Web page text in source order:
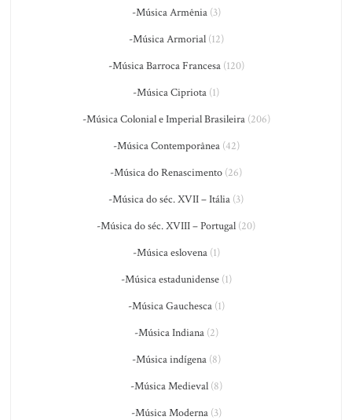
-Música Armênia(3)
-Música Armorial(12)
-Música Barroca Francesa(120)
-Música Cipriota (1)
-Música Colonial e Imperial Brasileira(206)
-Música Contemporânea(42)
-Música do Renascimento (26)
-Música do séc. XVII – Itália (3)
-Música do séc. XVIII – Portugal (20)
-Música eslovena(1)
-Música estadunidense(1)
-Música Gauchesca(1)
-Música Indiana(2)
-Música indígena(8)
-Música Medieval(8)
-Música Moderna(3)